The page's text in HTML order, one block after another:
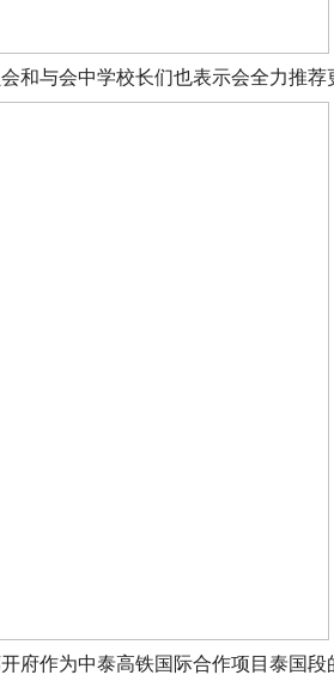
与会中学校长们也表示会全力推荐
府作为中泰高铁国际合作项目泰国